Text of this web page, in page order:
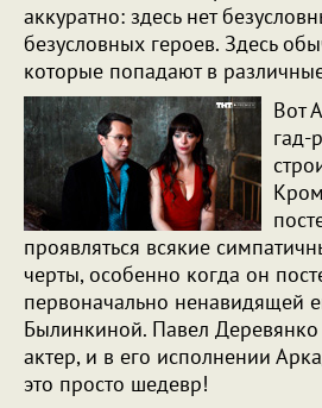
аккуратно: здесь нет
безусловных героев. Здесь
которые попадают в
Вот
гад-
проявляться всякие
черты, особенно когда он
первоначально ненавидящей
Былинкиной. Павел
актер, и в его исполнении
это просто шедевр!